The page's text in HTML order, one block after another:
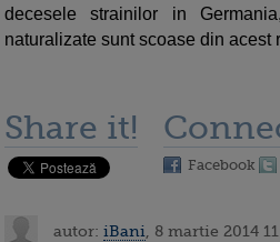
decesele strainilor in
naturalizate sunt scoase din acest
Share it!
Facebook
autor: iBani , 8 martie 2014